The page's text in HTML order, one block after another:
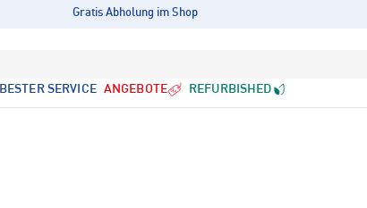
Gratis Abholung im Shop
BESTER SERVICE ANGEBOTE REFURBISHED